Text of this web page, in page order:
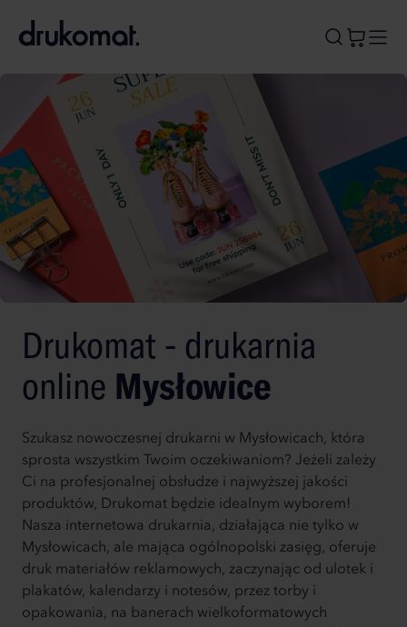
A
Drukomat - drukarnia
online Mysłowice
Szukasz nowoczesnej drukarni w Mysłowicach, która
sprosta wszystkim Twoim oczekiwaniom? Jeżeli zależy
Ci na profesjonalnej obsłudze i najwyższej jakości
produktów, Drukomat będzie idealnym wyborem!
Nasza internetowa drukarnia, działająca nie tylko w
Mysłowicach, ale mająca ogólnopolski zasięg, oferuje
druk materiałów reklamowych, zaczynając od ulotek i
plakatów, kalendarzy i notesów, przez torby i
opakowania, na banerach wielkoformatowych